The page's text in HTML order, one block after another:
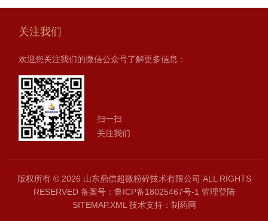
关注我们
欢迎您关注我们的微信公众号了解更多信息：
扫一扫
关注我们
版权所有 © 2026 山东鼎信超微粉碎技术有限公司 ALL RIGHTS
RESERVED 备案号：鲁ICP备18025467号-1 管理登陆
SITEMAP.XML技术支持： 制药网